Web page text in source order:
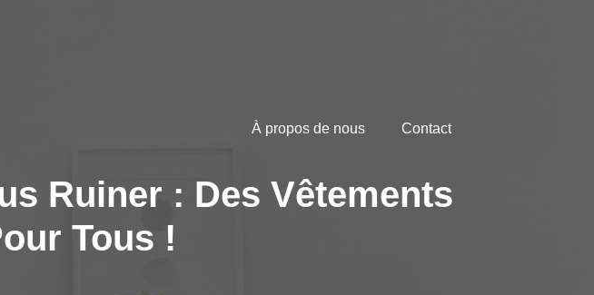
À propos de nous Contact
Ruiner : Des Vêtements
Tous !